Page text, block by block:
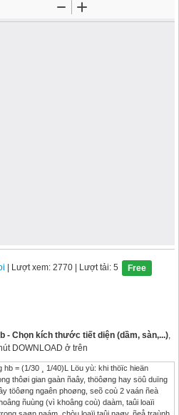
| Lượt xem: 2770 | Lượt tải: 5 Free
- Chọn kích thước tiết diện (dầm, sàn,...),
DOWNLOAD ở trên
= (1/30 ¸ 1/40)L Löu yù: khi thöïc hieän
thôøi gian gaàn ñaây, thöôøng hay söû duïng
töôøng ngaên phoøng, seõ coù 2 vaán ñeà
ñuùng (vì khoâng coù) daàm, taûi loaïi